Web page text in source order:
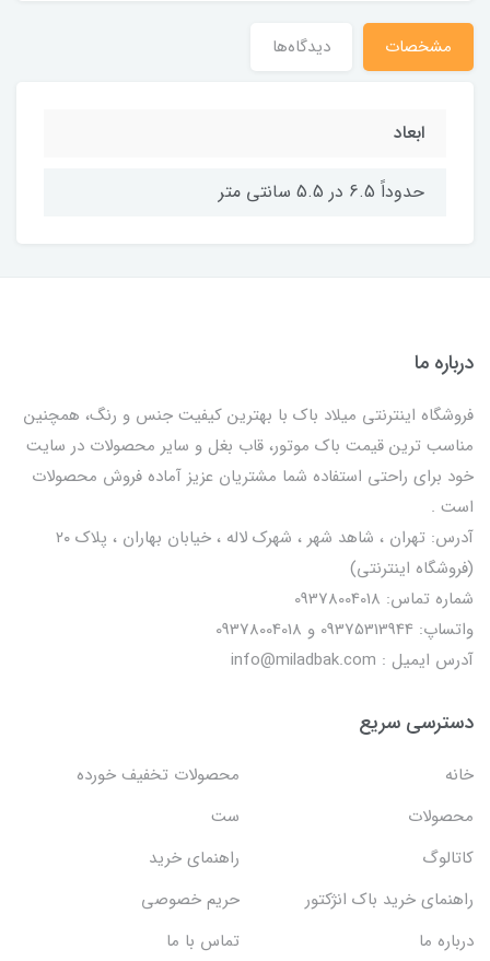
مشخصات دیدگاه‌ها
ابعاد
حدوداً 6.5 در 5.5 سانتی متر
درباره ما
فروشگاه اینترنتی میلاد باک با بهترین کیفیت جنس و رنگ، همچنین
مناسب ترین قیمت باک موتور، قاب بغل و سایر محصولات در سایت
خود برای راحتی استفاده شما مشتریان عزیز آماده فروش محصولات
است .
آدرس: تهران ، شاهد شهر ، شهرک لاله ، خیابان بهاران ، پلاک ۲۰
(فروشگاه اینترنتی)
شماره تماس: 09378004018
واتساپ: 09375313944 و 09378004018
آدرس ایمیل : info@miladbak.com
دسترسی سریع
خانه
محصولات تخفیف خورده
محصولات
ست
کاتالوگ
راهنمای خرید
راهنمای خرید باک انژکتور
حریم خصوصی
درباره ما
تماس با ما